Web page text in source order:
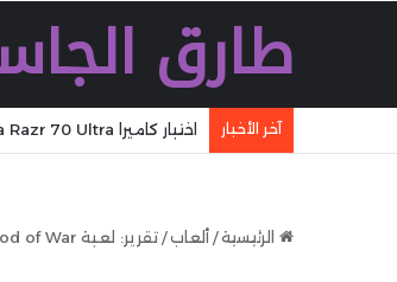
طارق
آخر الأخبار اختبار كاميرا Motorola Razr 70 Ultra يكشف: هل يلتقط صورًا بمستوى الهواتف الرائدة؟
الرئيسية/ ألعاب/ تقرير: لعبة God of War الجديدة هي لعبة مترويدفينيا من نوع 2.5D